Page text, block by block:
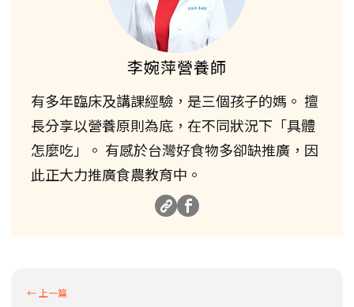
李婉萍營養師
有多年臨床及講課經驗，是三個孩子的媽。 擅
長分享以營養原則為底，在不同狀況下「具體
怎麼吃」。 有感於台灣好食物多卻缺推廣，因
此正大力推廣食農教育中。